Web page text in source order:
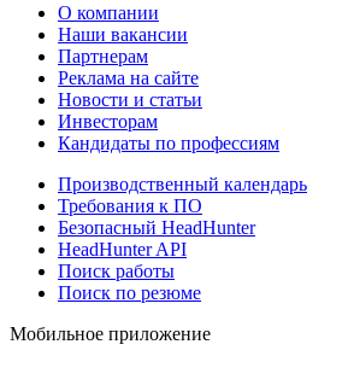
О компании
Наши вакансии
Партнерам
Реклама на сайте
Новости и статьи
Инвесторам
Кандидаты по профессиям
Производственный календарь
Требования к ПО
Безопасный HeadHunter
HeadHunter API
Поиск работы
Поиск по резюме
Мобильное приложение